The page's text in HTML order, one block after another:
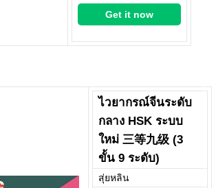
Get it now
ไวยากรณ์จีนระดับ
กลาง HSK ระบบ
ใหม่ 三等九级 (3
ขั้น 9 ระดับ)
สุ่ยหลิน